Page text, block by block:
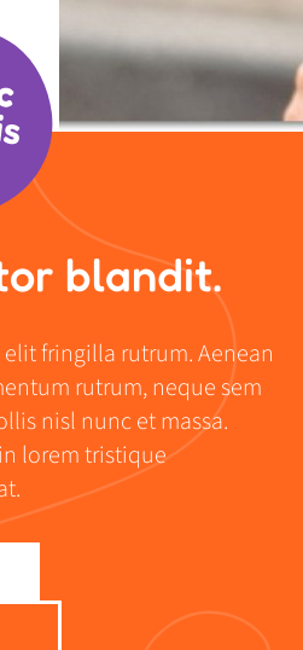
blandit.
fringilla rutrum. Aenean
rutrum, neque sem
nisl nunc et massa.
lorem tristique